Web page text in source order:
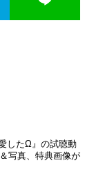
したΩ』の試聴動
写真、特典画像が